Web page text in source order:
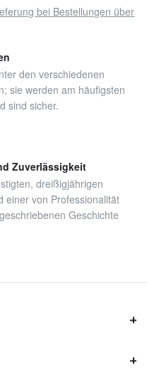
bei Bestellungen über
den verschiedenen
sie werden am häufigsten
sind sicher.
Zuverlässigkeit
dreißigjährigen
einer von Professionalität
Geschichte